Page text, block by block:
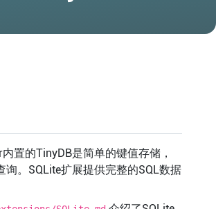
置的TinyDB是简单的键值存储，
询。SQLite扩展提供完整的SQL数据